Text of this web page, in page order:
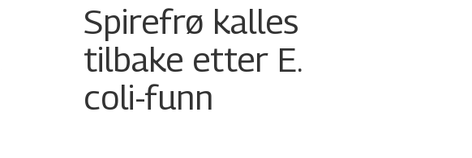
Spirefrø kalles
tilbake etter E.
coli-funn